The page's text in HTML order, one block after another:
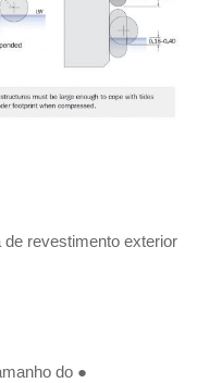
revestimento exterior
do ●